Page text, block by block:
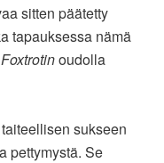
sitten päätetty
tapauksessa nämä
oudolla
sukseen
pettymystä. Se